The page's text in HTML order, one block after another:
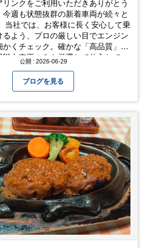
リンクをご利用いただきありがとう
今週も状態抜群の新着車両が続々と
るよう、プロの厳しい目でエンジン
かくチェック。確かな「高品質」と
戦力車両のみを厳選して仕入れてい
公開 : 2026-06-29
ブログを見る